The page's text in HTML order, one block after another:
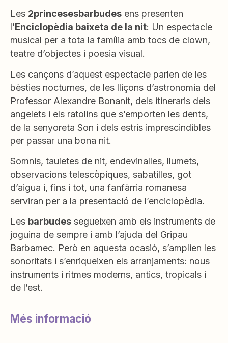
Les 2princesesbarbudes ens presenten
l’Enciclopèdia baixeta de la nit: Un espectacle
musical per a tota la família amb tocs de clown,
teatre d’objectes i poesia visual.
Les cançons d’aquest espectacle parlen de les
bèsties nocturnes, de les lliçons d’astronomia del
Professor Alexandre Bonanit, dels itineraris dels
angelets i els ratolins que s’emporten les dents,
de la senyoreta Son i dels estris imprescindibles
per passar una bona nit.
Somnis, tauletes de nit, endevinalles, llumets,
observacions telescòpiques, sabatilles, got
d’aigua i, fins i tot, una fanfàrria romanesa
serviran per a la presentació de l’enciclopèdia.
Les barbudes segueixen amb els instruments de
joguina de sempre i amb l’ajuda del Gripau
Barbamec. Però en aquesta ocasió, s’amplien les
sonoritats i s’enriqueixen els arranjaments: nous
instruments i ritmes moderns, antics, tropicals i
de l’est.
Més informació